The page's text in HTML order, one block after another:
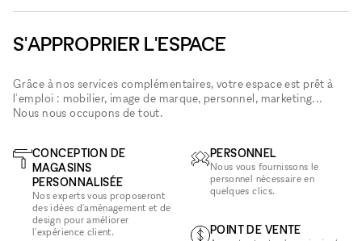
S'APPROPRIER L'ESPACE
Grâce à nos services complémentaires, votre espace est prêt à
l'emploi : mobilier, image de marque, personnel, marketing...
Nous nous occupons de tout.
CONCEPTION DE
MAGASINS
PERSONNALISÉE
Nos experts vous proposeront
des idées d'aménagement et de
design pour améliorer
l'expérience client.
PERSONNEL
Nous vous fournissons le
personnel nécessaire en
quelques clics.
POINT DE VENTE